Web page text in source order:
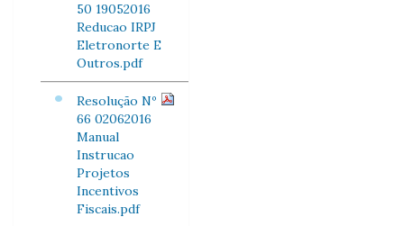
50 19052016
Reducao IRPJ
Eletronorte E
Outros.pdf
Resolução Nº
66 02062016
Manual
Instrucao
Projetos
Incentivos
Fiscais.pdf